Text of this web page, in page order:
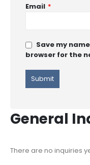
Email *
Save my
browser for the
General
There are no inquiries